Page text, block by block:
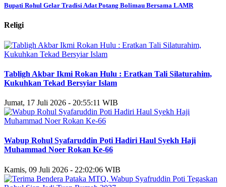
Bupati Rohul Gelar Tradisi Adat Potang Bolimau Bersama LAMR
Religi
Tabligh Akbar Ikmi Rokan Hulu : Eratkan Tali Silaturahim,
Kukuhkan Tekad Bersyiar Islam
Jumat, 17 Juli 2026 - 20:55:11 WIB
Wabup Rohul Syafaruddin Poti Hadiri Haul Syekh Haji
Muhammad Noer Rokan Ke-66
Kamis, 09 Juli 2026 - 22:02:06 WIB